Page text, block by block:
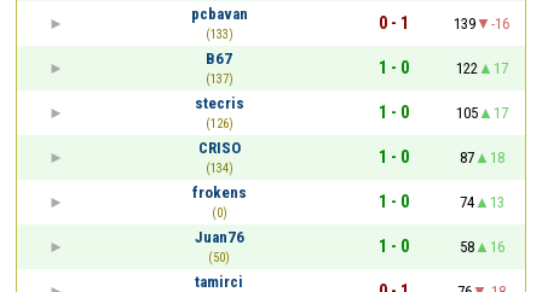
pcbavan
(133)
0 - 1 139
-16
B67
(137)
1 - 0 122
17
stecris
(126)
1 - 0 105
17
CRISO
(134)
1 - 0 87
18
frokens
(0)
1 - 0 74
13
Juan76
(50)
1 - 0 58
16
tamirci